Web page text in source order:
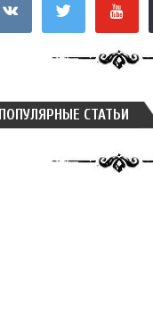
ПОПУЛЯРНЫЕ СТАТЬИ